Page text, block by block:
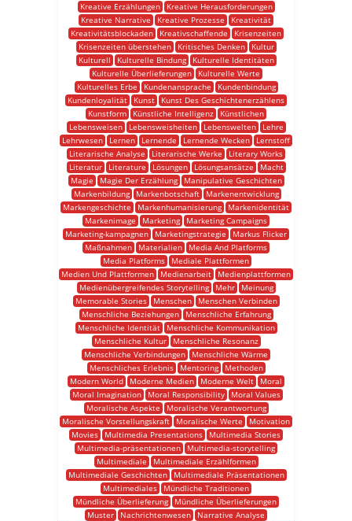
Kreative Erzählungen
Kreative Herausforderungen
Kreative Narrative
Kreative Prozesse
Kreativität
Kreativitätsblockaden
Kreativschaffende
Krisenzeiten
Krisenzeiten überstehen
Kritisches Denken
Kultur
Kulturell
Kulturelle Bindung
Kulturelle Identitäten
Kulturelle Überlieferungen
Kulturelle Werte
Kulturelles Erbe
Kundenansprache
Kundenbindung
Kundenloyalität
Kunst
Kunst Des Geschichtenerzählens
Kunstform
Künstliche Intelligenz
Künstlichen
Lebensweisen
Lebensweisheiten Lebenswelten
Lehre
Lehrwesen
Lernen Lernende Lernende Wecken
Lernstoff
Literarische Analyse
Literarische Werke
Literary Works
Literatur
Literature Lösungen Lösungsansätze
Macht
Magie
Magie Der Erzählung
Manipulative Geschichten
Markenbildung
Markenbotschaft
Markenentwicklung
Markengeschichte
Markenhumanisierung
Markenidentität
Markenimage
Marketing
Marketing Campaigns
Marketing-kampagnen
Marketingstrategie
Markus Flicker
Maßnahmen
Materialien
Media And Platforms
Media Platforms
Mediale Plattformen
Medien Und Plattformen
Medienarbeit
Medienplattformen
Medienübergreifendes Storytelling
Mehr
Meinung
Memorable Stories
Menschen
Menschen Verbinden
Menschliche Beziehungen
Menschliche Erfahrung
Menschliche Identität
Menschliche Kommunikation
Menschliche Kultur
Menschliche Resonanz
Menschliche Verbindungen
Menschliche Wärme
Menschliches Erlebnis
Mentoring
Methoden
Modern World
Moderne Medien Moderne Welt
Moral
Moral Imagination
Moral Responsibility
Moral Values
Moralische Aspekte
Moralische Verantwortung
Moralische Vorstellungskraft
Moralische Werte
Motivation
Movies
Multimedia Presentations
Multimedia Stories
Multimedia-präsentationen
Multimedia-storytelling
Multimediale
Multimediale Erzählformen
Multimediale Geschichten
Multimediale Präsentationen
Multimediales
Mündliche Traditionen
Mündliche Überlieferung
Mündliche Überlieferungen
Muster
Nachrichtenwesen
Narrative Analyse